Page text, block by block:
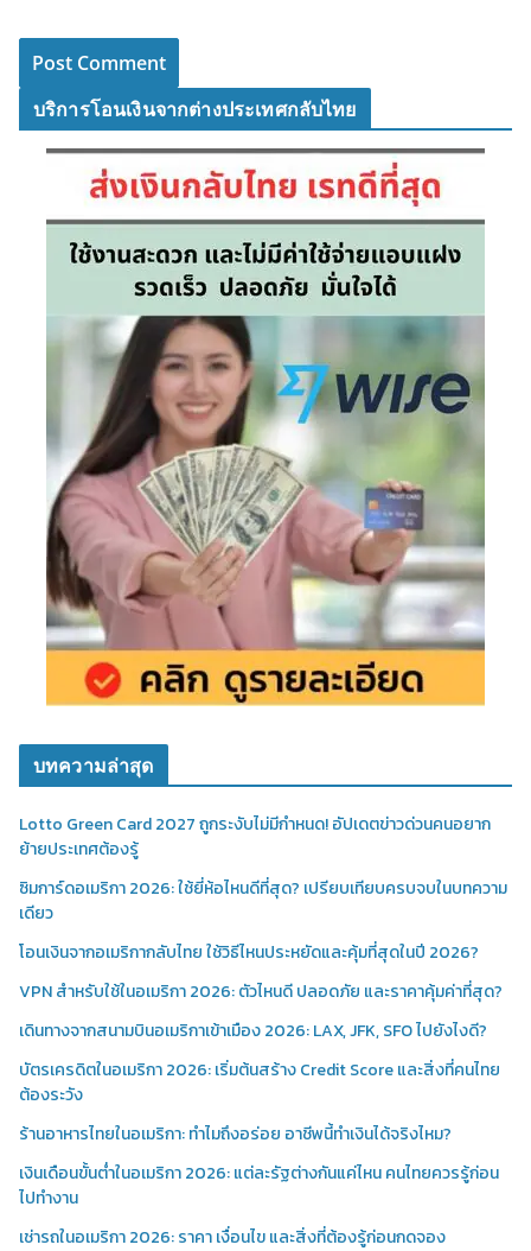
บริการโอนเงินจากต่างประเทศกลับไทย
บทความล่าสุด
Lotto Green Card 2027 ถูกระงับไม่มีกำหนด! อัปเดตข่าวด่วนคนอยาก
ย้ายประเทศต้องรู้
ซิมการ์ดอเมริกา 2026: ใช้ยี่ห้อไหนดีที่สุด? เปรียบเทียบครบจบในบทความ
เดียว
โอนเงินจากอเมริกากลับไทย ใช้วิธีไหนประหยัดและคุ้มที่สุดในปี 2026?
VPN สำหรับใช้ในอเมริกา 2026: ตัวไหนดี ปลอดภัย และราคาคุ้มค่าที่สุด?
เดินทางจากสนามบินอเมริกาเข้าเมือง 2026: LAX, JFK, SFO ไปยังไงดี?
บัตรเครดิตในอเมริกา 2026: เริ่มต้นสร้าง Credit Score และสิ่งที่คนไทย
ต้องระวัง
ร้านอาหารไทยในอเมริกา: ทำไมถึงอร่อย อาชีพนี้ทำเงินได้จริงไหม?
เงินเดือนขั้นต่ำในอเมริกา 2026: แต่ละรัฐต่างกันแค่ไหน คนไทยควรรู้ก่อน
ไปทำงาน
เช่ารถในอเมริกา 2026: ราคา เงื่อนไข และสิ่งที่ต้องรู้ก่อนกดจอง